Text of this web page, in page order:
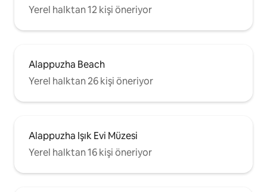
Yerel halktan 12 kişi öneriyor
Alappuzha Beach
Yerel halktan 26 kişi öneriyor
Alappuzha Işık Evi Müzesi
Yerel halktan 16 kişi öneriyor